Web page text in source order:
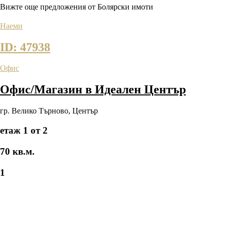
Вижте още предложения от Болярски имоти
Наеми
ID: 47938
Офис
Офис/Магазин в Идеален Център
гр. Велико Търново, Център
етаж 1 от 2
70 кв.м.
1